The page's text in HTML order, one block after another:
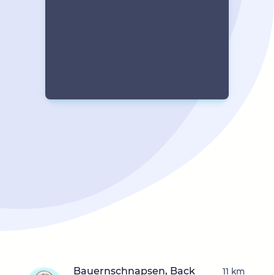
Bauernschnapsen, Back
11 km